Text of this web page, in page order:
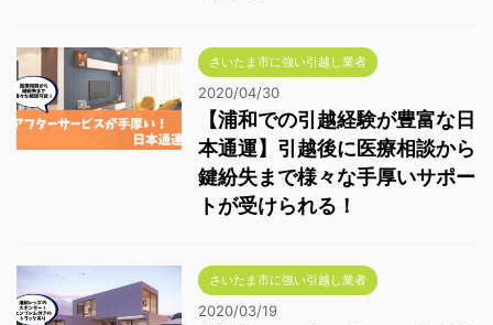
さいたま市に強い引越し業者
2020/04/30
【浦和での引越経験が豊富な日
本通運】引越後に医療相談から
鍵紛失まで様々な手厚いサポー
トが受けられる！
さいたま市に強い引越し業者
2020/03/19